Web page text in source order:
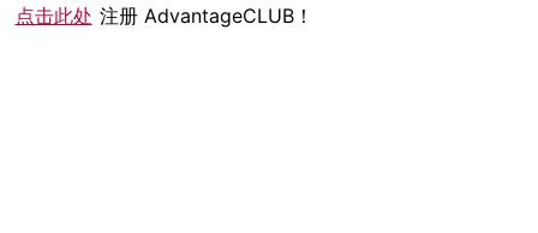
点击此处 注册 AdvantageCLUB！